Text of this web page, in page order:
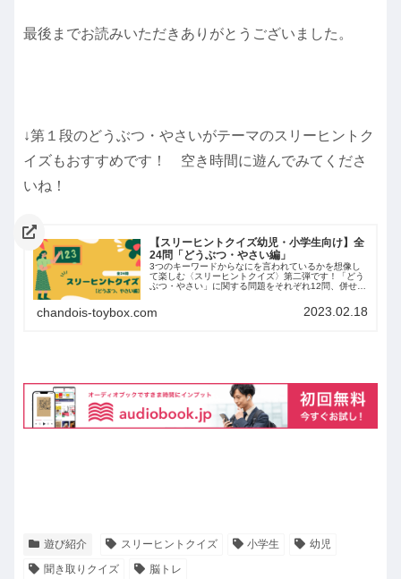
最後までお読みいただきありがとうございました。
↓第１段のどうぶつ・やさいがテーマのスリーヒントク
イズもおすすめです！ 空き時間に遊んでみてくださ
いね！
【スリーヒントクイズ幼児・小学生向け】全
24問「どうぶつ・やさい編」
3つのキーワードからなにを言われているかを想像し
て楽しむ〈スリーヒントクイズ〉第二弾です！「どう
ぶつ・やさい」に関する問題をそれぞれ12問、併せて
ので小さい子さんでも楽しむことができます。またア
レンジ次第で小学生のお子さんも楽しめる内容になっ
chandois-toybox.com 2023.02.18
遊び紹介 スリーヒントクイズ 小学生
幼児
聞き取りクイズ
脳トレ